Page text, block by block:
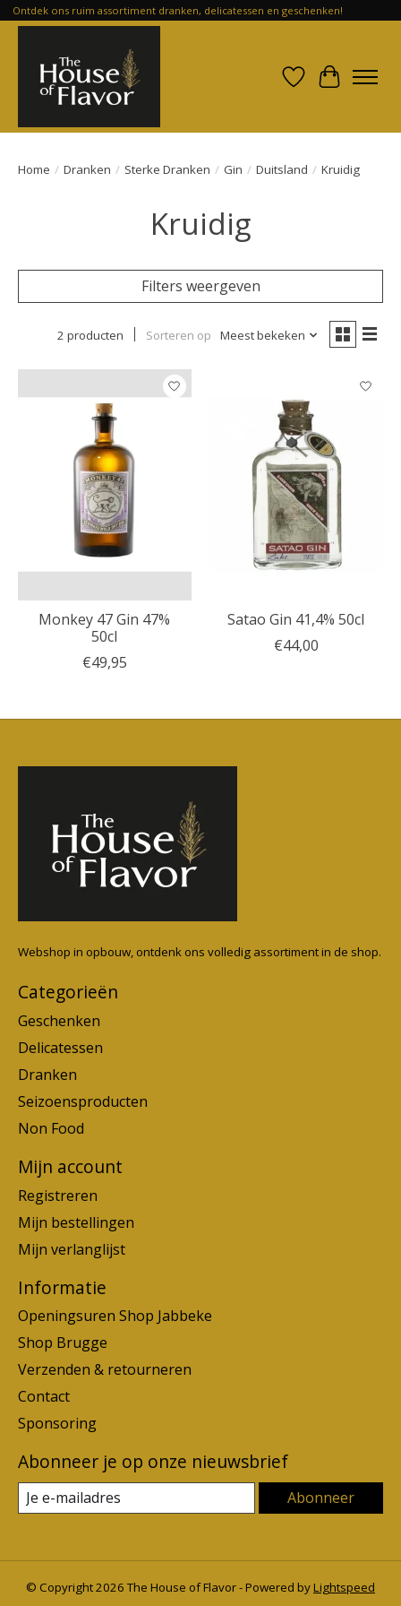
Ontdek ons ruim assortiment dranken, delicatessen en geschenken!
Verlanglijst
Home / Dranken / Sterke Dranken / Gin / Duitsland / Kruidig
Kruidig
Filters weergeven
2 producten Sorteren op Meest bekeken
Monkey 47 Gin 47%
50cl
€49,95
Satao Gin 41,4% 50cl
€44,00
Webshop in opbouw, ontdenk ons volledig assortiment in de shop.
Categorieën
Geschenken
Delicatessen
Dranken
Seizoensproducten
Non Food
Mijn account
Registreren
Mijn bestellingen
Mijn verlanglijst
Informatie
Openingsuren Shop Jabbeke
Shop Brugge
Verzenden & retourneren
Contact
Sponsoring
Abonneer je op onze nieuwsbrief
Abonneer
© Copyright 2026 The House of Flavor - Powered byLightspeed